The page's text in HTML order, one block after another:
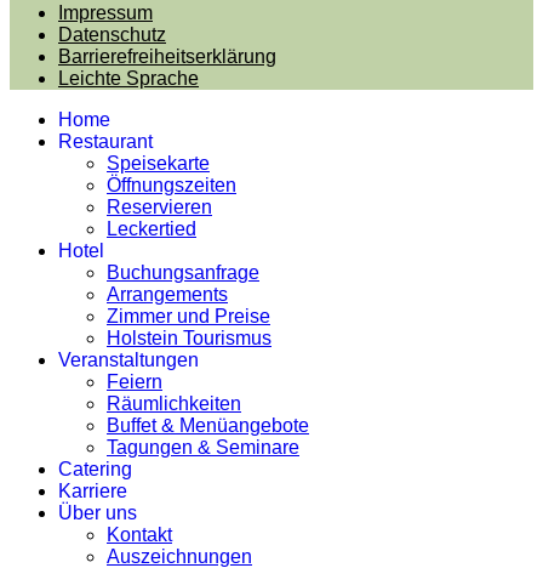
Impressum
Datenschutz
Barrierefreiheitserklärung
Leichte Sprache
Home
Restaurant
Speisekarte
Öffnungszeiten
Reservieren
Leckertied
Hotel
Buchungsanfrage
Arrangements
Zimmer und Preise
Holstein Tourismus
Veranstaltungen
Feiern
Räumlichkeiten
Buffet & Menüangebote
Tagungen & Seminare
Catering
Karriere
Über uns
Kontakt
Auszeichnungen